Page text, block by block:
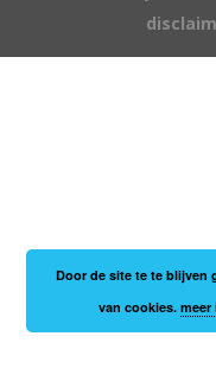
Door de site te te blijven
van cookies. meer